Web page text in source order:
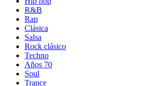
R&B
Rap
Clásica
Salsa
Rock clásico
Techno
Años 70
Soul
Trance